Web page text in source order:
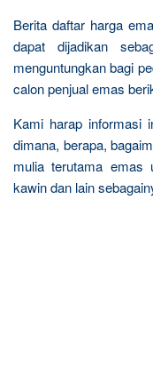
Berita daftar harga
dapat dijadikan
menguntungkan bagi
calon penjual emas
Kami harap informasi
dimana, berapa,
mulia terutama emas
kawin dan lain